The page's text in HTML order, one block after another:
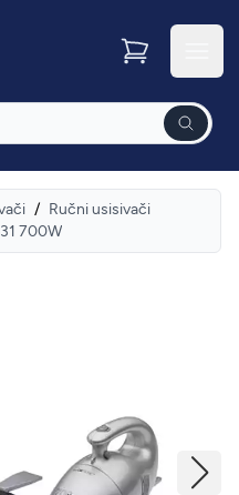
/ Ručni usisivači
700W